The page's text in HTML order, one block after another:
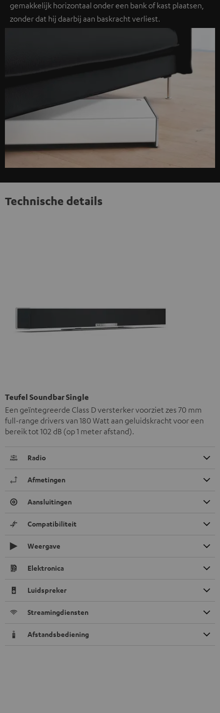
gemakkelijk horizontaal onder een bank of kast plaatsen,
zonder dat hij daarbij aan baskracht verliest.
Technische details
Teufel Soundbar Single
Een geïntegreerde Class D versterker voorziet zes 70 mm
full-range drivers van 180 Watt aan geluidskracht voor een
bereik tot 102 dB (op 1 meter afstand).
Radio
Afmetingen
Aansluitingen
Compatibiliteit
Weergave
Elektronica
Luidspreker
Streamingdiensten
Afstandsbediening